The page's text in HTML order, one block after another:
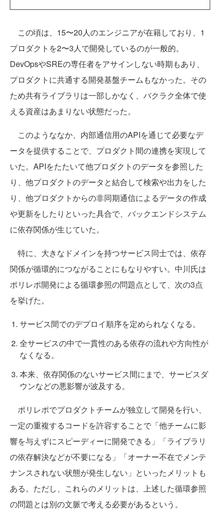
この頃は、15〜20人のエンジニアが在籍しており、1
プロダクトを2〜3人で開発しているのが一般的。
DevOpsやSREの専任者をアサインしない時期もあり、
プロダクトに共通する開発基盤チームもなかった。その
ため共有ライブラリは一部しかなく、バクラク全体で使
える資産はあまりない状態だった。
このようななか、内部通信用のAPIを通じて必要なデ
ータを提供することで、プロダクト間の連携を実現して
いた。APIをたたいて他プロダクトのデータを参照した
り、他プロダクトのデータと結合して検索や出力をした
り、他プロダクトからの非同期通信によるデータの作成
や更新をしたりといった具合で、バックエンドシステム
に依存関係が生じていた。
特に、大きなドメインを持つサービス同士では、依存
関係が循環的につながることにもなりやすい。中川氏は
ポリレポ開発による循環参照の問題点として、次の3点
を挙げた。
サービス間でのデプロイ順序を定められなくなる。
全サービスの中で一貫性のある依存の流れや方向性が
なくなる。
本来、依存関係のないサービス間にまで、サービスダ
ウンなどの悪影響が波及する。
ポリレポでプロダクトチームが独立して開発を行い、
一定の重複するコードを許容することで「他チームに影
響を与えずにスピーディーに開発できる」「ライブラリ
の依存解決などが不要になる」「オーナー不在でメンテ
ナンスされない状態が発生しない」といったメリットも
ある。ただし、これらのメリットは、上述した循環参照
の問題とは別の文脈で考える必要があるという。